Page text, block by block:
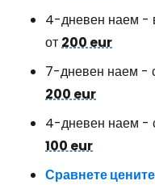
4-дневен наем -
от200 eur
7-дневен наем -
200 eur
4-дневен наем -
100 eur
Сравнете